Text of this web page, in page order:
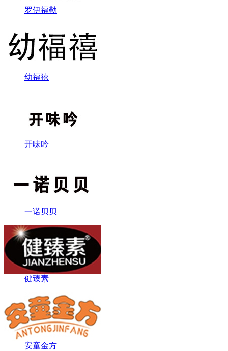
罗伊福勒
幼福禧
开味吟
一诺贝贝
健臻素
安童金方